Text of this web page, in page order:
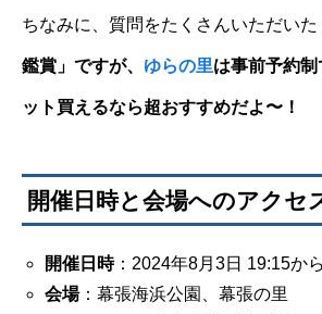
ちなみに、質問をたくさんいただいた
鑑賞」ですが、 ゆらの里は事前予約
ット買えるなら超おすすめだよ〜！
開催日時と会場へのアクセ
開催日時：2024年8月3日 19:15か
会場：幕張海浜公園、幕張の里